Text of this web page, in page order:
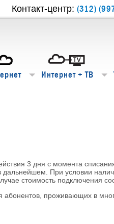
Контакт-центр: (312)
Интернет + ТВ
3 дня с момента
При условии
стоимость подключения
проживающих в